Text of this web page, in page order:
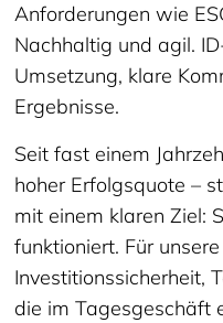
Anforderungen wie
Nachhaltig und agil.
Umsetzung, klare
Ergebnisse.
Seit fast einem
hoher Erfolgsquote –
mit einem klaren Ziel:
funktioniert. Für
Investitionssicherheit,
die im Tagesgeschäft